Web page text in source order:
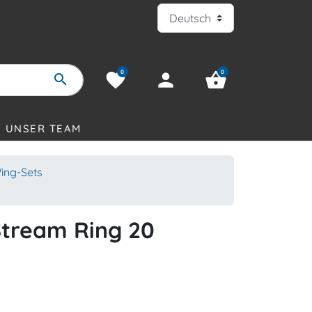
search favorite
0 person shopping_basket
0
UNSER TEAM
Sets
Ring 20